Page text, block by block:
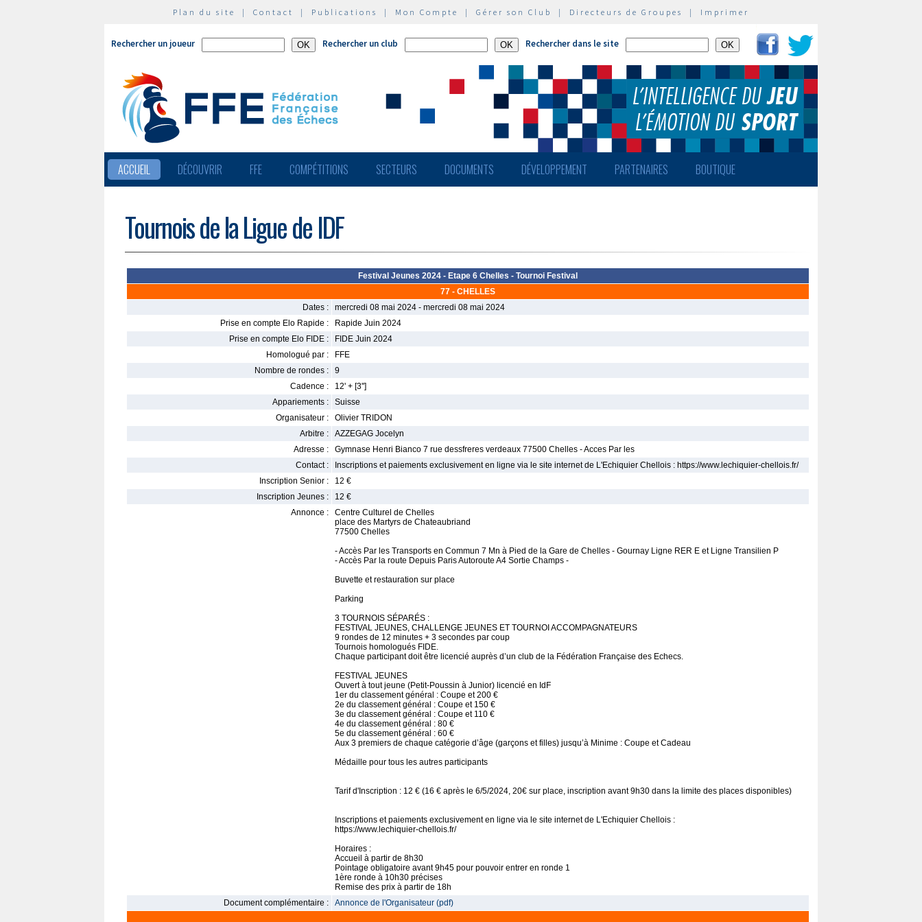
Plan du site | Contact | Publications | Mon Compte | Gérer son Club | Directeurs de Groupes | Imprimer
Rechercher un joueur Rechercher un club Rechercher dans le site
ACCUEIL DÉCOUVRIR FFE COMPÉTITIONS SECTEURS DOCUMENTS DÉVELOPPEMENT PARTENAIRES BOUTIQUE
Tournois de la Ligue de IDF
Festival Jeunes 2024 - Etape 6 Chelles - Tournoi Festival
77 - CHELLES
Dates :
mercredi 08 mai 2024 - mercredi 08 mai 2024
Prise en compte Elo Rapide :
Rapide Juin 2024
Prise en compte Elo FIDE :
FIDE Juin 2024
Homologué par :
FFE
Nombre de rondes :
9
Cadence :
12' + [3'']
Appariements :
Suisse
Organisateur :
Olivier TRIDON
Arbitre :
AZZEGAG Jocelyn
Adresse :
Gymnase Henri Bianco 7 rue dessfreres verdeaux 77500 Chelles - Acces Par les
Contact :
Inscriptions et paiements exclusivement en ligne via le site internet de L'Echiquier Chellois : https://www.lechiquier-chellois.fr/
Inscription Senior :
12 €
Inscription Jeunes :
12 €
Annonce :
Centre Culturel de Chelles
place des Martyrs de Chateaubriand
77500 Chelles
- Accès Par les Transports en Commun 7 Mn à Pied de la Gare de Chelles - Gournay Ligne RER E et Ligne Transilien P
- Accès Par la route Depuis Paris Autoroute A4 Sortie Champs -
Buvette et restauration sur place
Parking
3 TOURNOIS SÉPARÉS :
FESTIVAL JEUNES, CHALLENGE JEUNES ET TOURNOI ACCOMPAGNATEURS
9 rondes de 12 minutes + 3 secondes par coup
Tournois homologués FIDE.
Chaque participant doit être licencié auprès d’un club de la Fédération Française des Echecs.
FESTIVAL JEUNES
Ouvert à tout jeune (Petit-Poussin à Junior) licencié en IdF
1er du classement général : Coupe et 200 €
2e du classement général : Coupe et 150 €
3e du classement général : Coupe et 110 €
4e du classement général : 80 €
5e du classement général : 60 €
Aux 3 premiers de chaque catégorie d’âge (garçons et filles) jusqu’à Minime : Coupe et Cadeau
Médaille pour tous les autres participants
Tarif d'Inscription : 12 € (16 € après le 6/5/2024, 20€ sur place, inscription avant 9h30 dans la limite des places disponibles)
Inscriptions et paiements exclusivement en ligne via le site internet de L'Echiquier Chellois :
https://www.lechiquier-chellois.fr/
Horaires :
Accueil à partir de 8h30
Pointage obligatoire avant 9h45 pour pouvoir entrer en ronde 1
1ère ronde à 10h30 précises
Remise des prix à partir de 18h
Document complémentaire :
Annonce de l'Organisateur (pdf)